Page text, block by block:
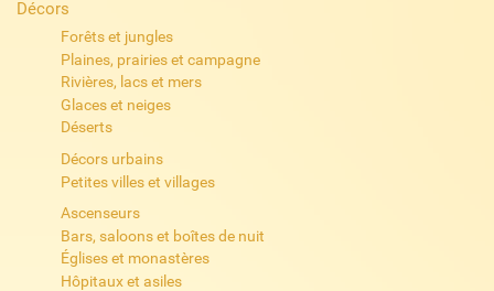
Décors
Forêts et jungles
Plaines, prairies et campagne
Rivières, lacs et mers
Glaces et neiges
Déserts
Décors urbains
Petites villes et villages
Ascenseurs
Bars, saloons et boîtes de nuit
Églises et monastères
Hôpitaux et asiles